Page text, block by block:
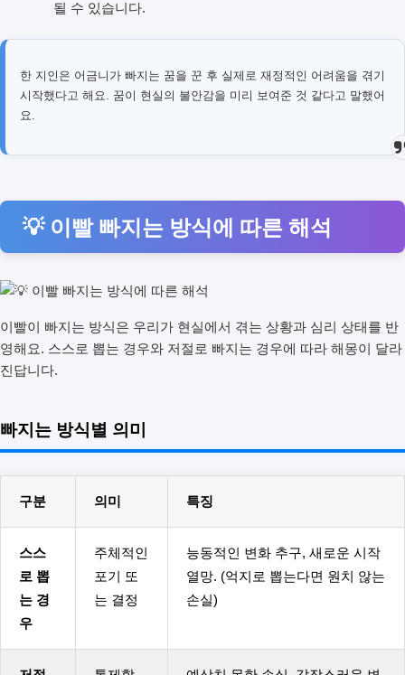
될 수 있습니다.
한 지인은 어금니가 빠지는 꿈을 꾼 후 실제로 재정적인 어려움을 겪기
시작했다고 해요. 꿈이 현실의 불안감을 미리 보여준 것 같다고 말했어
요.
💡 이빨 빠지는 방식에 따른 해석
이빨이 빠지는 방식은 우리가 현실에서 겪는 상황과 심리 상태를 반
영해요. 스스로 뽑는 경우와 저절로 빠지는 경우에 따라 해몽이 달라
진답니다.
빠지는 방식별 의미
구분 의미 특징
스스
로 뽑
는 경
우
주체적인
포기 또
는 결정
능동적인 변화 추구, 새로운 시작
열망. (억지로 뽑는다면 원치 않는
손실)